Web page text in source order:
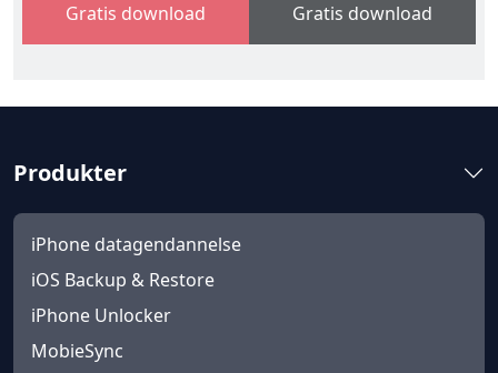
Gratis download Gratis download
Produkter
iPhone datagendannelse
iOS Backup & Restore
iPhone Unlocker
MobieSync